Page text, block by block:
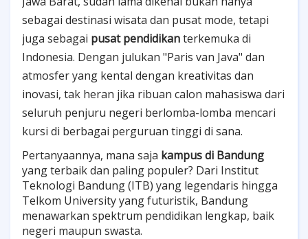
sebagai destinasi wisata dan pusat mode, tetapi
juga sebagai pusat pendidikanterkemuka di
Indonesia. Dengan julukan "Paris van Java" dan
atmosfer yang kental dengan kreativitas dan
inovasi, tak heran jika ribuan calon mahasiswa dari
seluruh penjuru negeri berlomba-lomba mencari
kursi di berbagai perguruan tinggi di sana.
Pertanyaannya, mana saja kampus di Bandung
yang terbaik dan paling populer? Dari Institut
Teknologi Bandung (ITB) yang legendaris hingga
Telkom University yang futuristik, Bandung
menawarkan spektrum pendidikan lengkap, baik
negeri maupun swasta.